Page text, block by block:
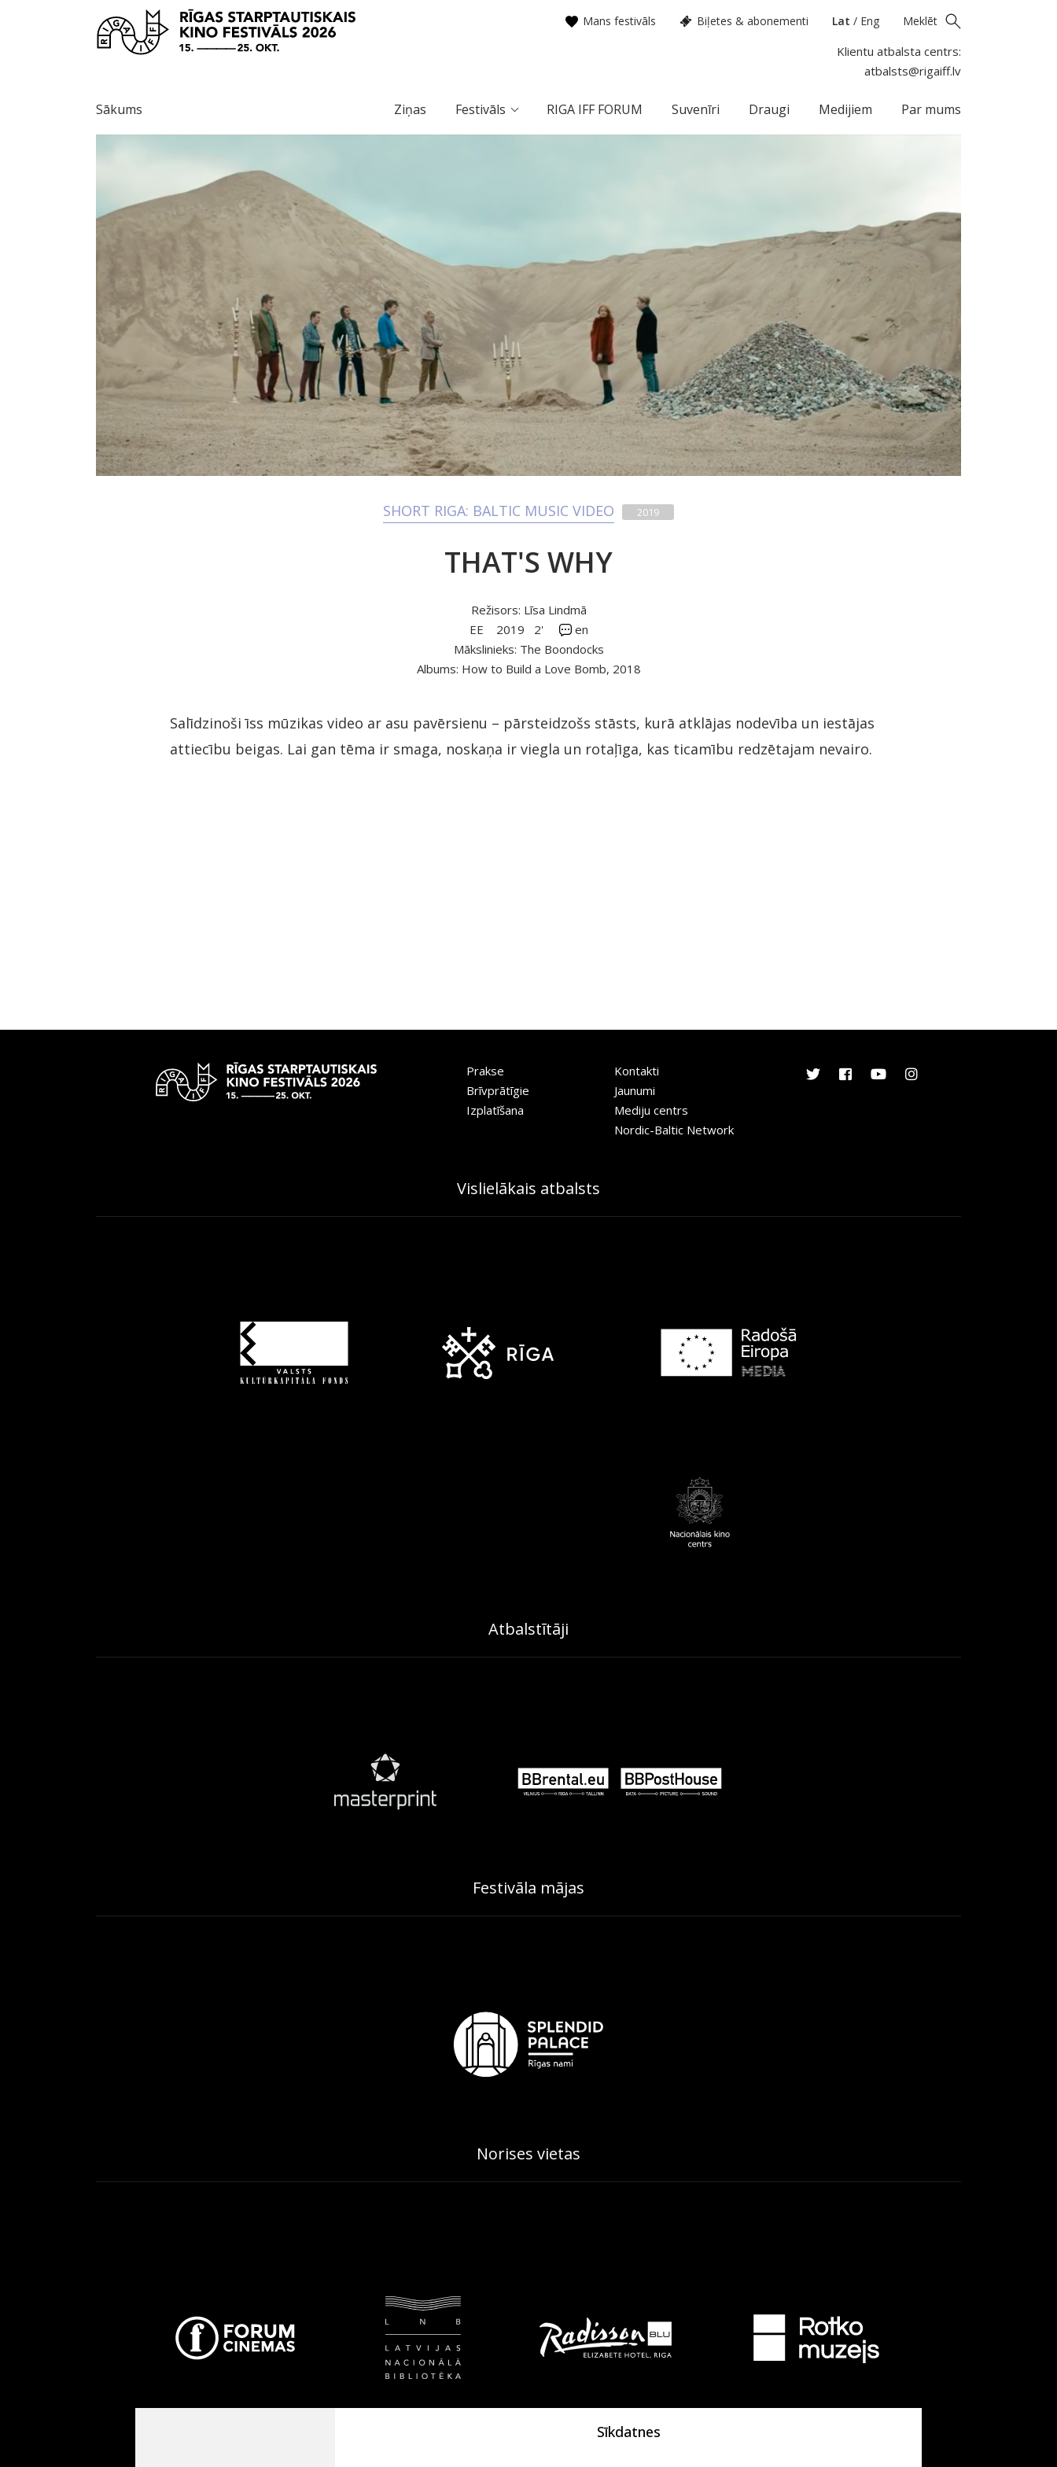
Mans festivāls Biļetes & abonementi Lat / Eng Meklēt
Klientu atbalsta centrs:
atbalsts@rigaiff.lv
Sākums Ziņas Festivāls RIGA IFF FORUM Suvenīri Draugi Medijiem Par mums
SHORT RIGA: BALTIC MUSIC VIDEO 2019
THAT'S WHY
Režisors: Līsa Lindmā
EE
2019 2'
en
Mākslinieks: The Boondocks
Albums: How to Build a Love Bomb, 2018
Salīdzinoši īss mūzikas video ar asu pavērsienu – pārsteidzošs stāsts, kurā atklājas nodevība un iestājas
attiecību beigas. Lai gan tēma ir smaga, noskaņa ir viegla un rotaļīga, kas ticamību redzētajam nevairo.
Prakse
Brīvprātīgie
Izplatīšana
Kontakti
Jaunumi
Mediju centrs
Nordic-Baltic Network
Vislielākais atbalsts
Atbalstītāji
Festivāla mājas
Norises vietas
Sīkdatnes